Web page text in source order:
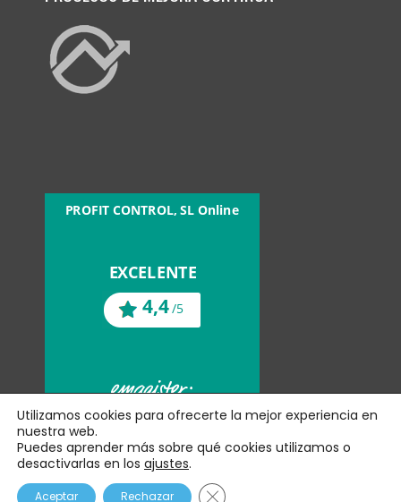
Profit Control S.L. C/ Tetuán, 84 08302 – Mataró
(Barcelona – SPAIN) B-62544036
privacidad
|Política de cookies
Utilizamos cookies para ofrecerte la mejor experiencia en
nuestra web.
Puedes aprender más sobre qué cookies utilizamos o
desactivarlas en los ajustes.
Aceptar Rechazar Cerrar el banner de cookies